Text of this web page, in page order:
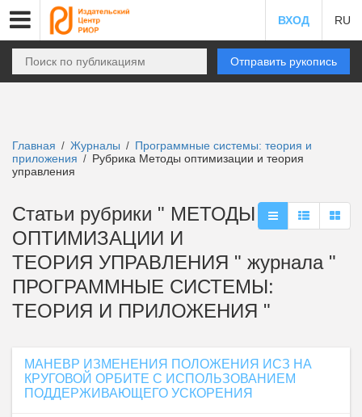
ВХОД RU
Отправить рукопись
Главная / Журналы / Программные системы: теория и
приложения / Рубрика Методы оптимизации и теория
управления
Статьи рубрики " МЕТОДЫ
ОПТИМИЗАЦИИ И
ТЕОРИЯ УПРАВЛЕНИЯ " журнала "
ПРОГРАММНЫЕ СИСТЕМЫ:
ТЕОРИЯ И ПРИЛОЖЕНИЯ "
МАНЕВР ИЗМЕНЕНИЯ ПОЛОЖЕНИЯ ИСЗ НА
КРУГОВОЙ ОРБИТЕ С ИСПОЛЬЗОВАНИЕМ
ПОДДЕРЖИВАЮЩЕГО УСКОРЕНИЯ